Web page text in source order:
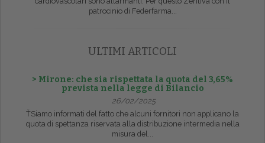
patrocinio di Federfarma...
ULTIMI ARTICOLI
> Mirone: che sia rispettata la quota del 3,65%
prevista nella legge di Bilancio
26/02/2025
ŤSiamo informati del fatto che alcuni fornitori non applicano la
quota di spettanza riservata alla distribuzione intermedia nella
misura del...